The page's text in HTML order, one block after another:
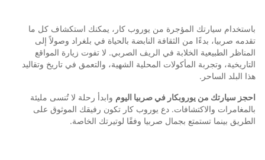
باستخدام سيارتك المؤجرة من يوروب كار، يمكنك استكشاف كل ما
تقدمه صربيا، بدءًا من الثقافة النابضة بالحياة في بلغراد وصولاً إلى
المناظر الطبيعية الخلابة في الريف الصربي. لا تفوت زيارة المواقع
التاريخية، وتجربة المأكولات المحلية الشهية، والتعمق في تاريخ وتقاليد
هذا البلد الساحر.
احجز سيارتك من يوروبكار في صربيا اليوم وابدأ رحلة لا تُنسى مليئة
بالمغامرات والاكتشافات. دع يوروب كار تكون رفيقك الموثوق على
الطريق بينما تستمتع بجمال صربيا وفقًا لوتيرتك الخاصة.